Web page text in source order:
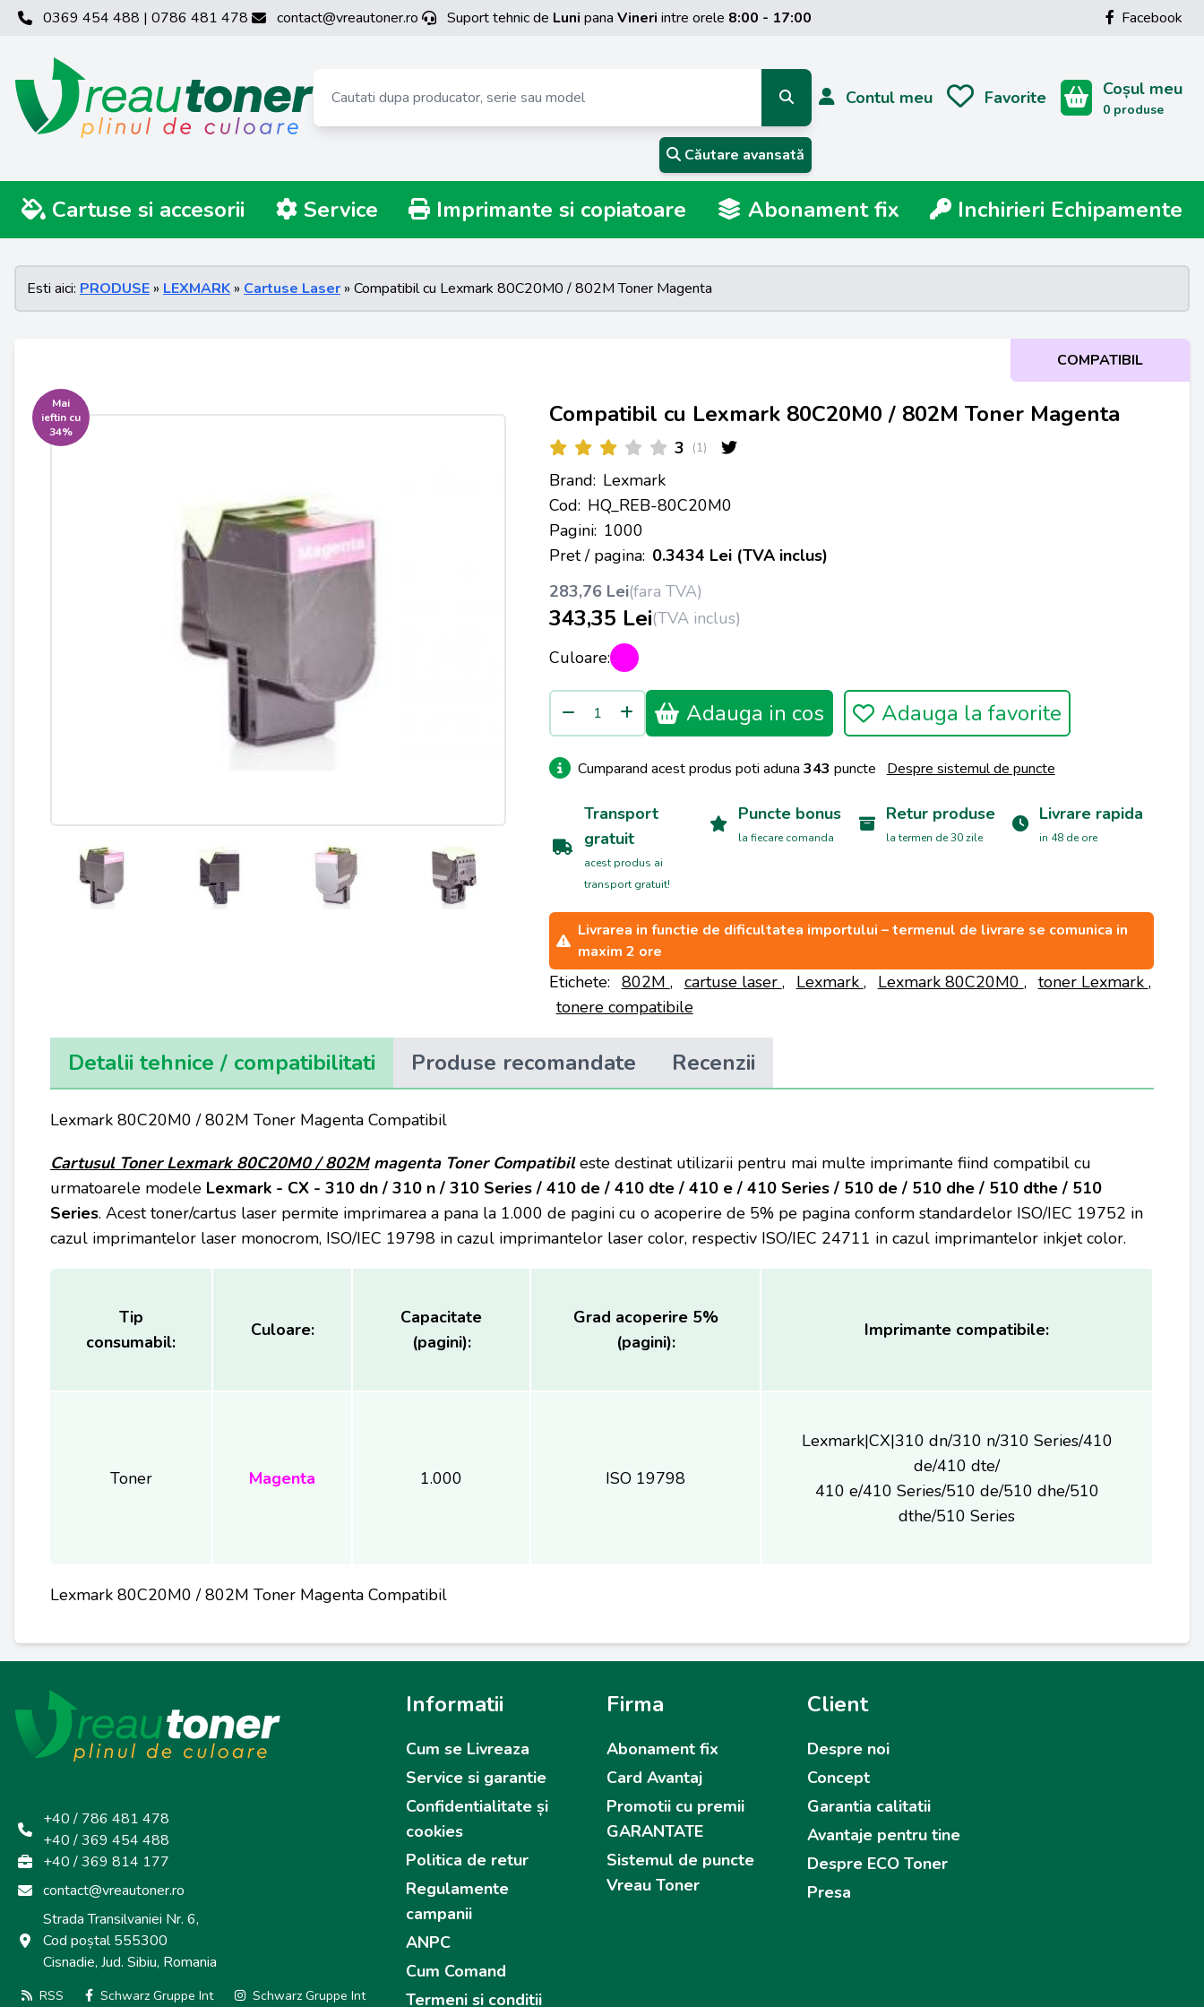
0369 454 488 | 0786 481 478 contact@vreautoner.ro Suport tehnic de Luni pana Vineri intre orele 8:00 - 17:00 Facebook
Căutare avansată
Contul meu Favorite Coșul meu
0 produse
Cartuse si accesorii Service Imprimante si copiatoare Abonament fix Inchirieri Echipamente
Esti aici: PRODUSE » LEXMARK » Cartuse Laser » Compatibil cu Lexmark 80C20M0 / 802M Toner Magenta
COMPATIBIL
Mai
ieftin cu
34%
Compatibil cu Lexmark 80C20M0 / 802M Toner Magenta
3 (1)
Brand: Lexmark
Cod: HQ_REB-80C20M0
Pagini: 1000
Pret / pagina: 0.3434 Lei (TVA inclus)
283,76 Lei(fara TVA)
343,35 Lei(TVA inclus)
Culoare:
Adauga in cos Adauga la favorite
Cumparand acest produs poti aduna 343 puncte Despre sistemul de puncte
Transport
gratuit
acest produs ai
transport gratuit!
Puncte bonus
la fiecare comanda
Retur produse
la termen de 30 zile
Livrare rapida
in 48 de ore
Livrarea in functie de dificultatea importului – termenul de livrare se comunica in
maxim 2 ore
Etichete: 802M , cartuse laser , Lexmark , Lexmark 80C20M0 , toner Lexmark ,
tonere compatibile
Detalii tehnice / compatibilitati Produse recomandate Recenzii
Lexmark 80C20M0 / 802M Toner Magenta Compatibil
Cartusul Toner Lexmark 80C20M0 / 802M magenta Toner Compatibileste destinat utilizarii pentru mai multe imprimante fiind compatibil cu
urmatoarele modele Lexmark - CX - 310 dn / 310 n / 310 Series / 410 de / 410 dte / 410 e / 410 Series / 510 de / 510 dhe / 510 dthe / 510
Series. Acest toner/cartus laser permite imprimarea a pana la 1.000 de pagini cu o acoperire de 5% pe pagina conform standardelor ISO/IEC 19752 in
cazul imprimantelor laser monocrom, ISO/IEC 19798 in cazul imprimantelor laser color, respectiv ISO/IEC 24711 in cazul imprimantelor inkjet color.
Tip
consumabil:
Culoare:
Capacitate
(pagini):
Grad acoperire 5%
(pagini):
Imprimante compatibile:
Toner Magenta 1.000 ISO 19798
Lexmark|CX|310 dn/310 n/310 Series/410
de/410 dte/
410 e/410 Series/510 de/510 dhe/510
dthe/510 Series
Lexmark 80C20M0 / 802M Toner Magenta Compatibil
+40 / 786 481 478
+40 / 369 454 488
+40 / 369 814 177
contact@vreautoner.ro
Strada Transilvaniei Nr. 6,
Cod poștal 555300
Cisnadie, Jud. Sibiu, Romania
RSS Schwarz Gruppe Int Schwarz Gruppe Int
Informatii
Cum se Livreaza
Service si garantie
Confidentialitate și
cookies
Politica de retur
Regulamente
campanii
ANPC
Cum Comand
Termeni si conditii
Firma
Abonament fix
Card Avantaj
Promotii cu premii
GARANTATE
Sistemul de puncte
Vreau Toner
Client
Despre noi
Concept
Garantia calitatii
Avantaje pentru tine
Despre ECO Toner
Presa